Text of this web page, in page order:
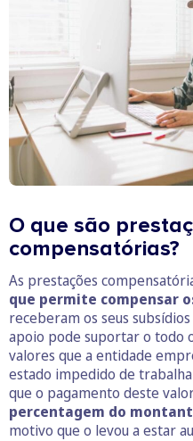
O que são
compensatórias?
As prestações
que permite compensar
receberam os seus
apoio pode suportar o todo
valores que a entidade
estado impedido de
que o pagamento deste
percentagem do
motivo que o levou a estar